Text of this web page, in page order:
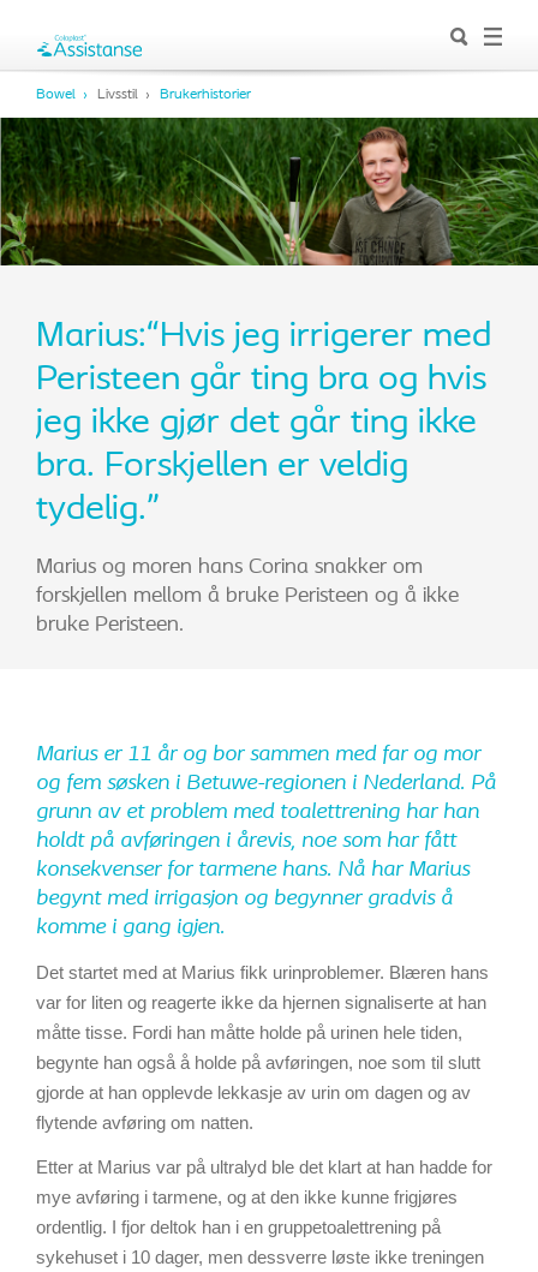
Bowel Livsstil Brukerhistorier
Marius:“Hvis jeg irrigerer med
Peristeen går ting bra og hvis
jeg ikke gjør det går ting ikke
bra. Forskjellen er veldig
tydelig.”
Marius og moren hans Corina snakker om
forskjellen mellom å bruke Peristeen og å ikke
bruke Peristeen.
Marius er 11 år og bor sammen med far og mor
og fem søsken i Betuwe-regionen i Nederland. På
grunn av et problem med toalettrening har han
holdt på avføringen i årevis, noe som har fått
konsekvenser for tarmene hans. Nå har Marius
begynt med irrigasjon og begynner gradvis å
komme i gang igjen.
Det startet med at Marius fikk urinproblemer. Blæren hans
var for liten og reagerte ikke da hjernen signaliserte at han
måtte tisse. Fordi han måtte holde på urinen hele tiden,
begynte han også å holde på avføringen, noe som til slutt
gjorde at han opplevde lekkasje av urin om dagen og av
flytende avføring om natten.
Etter at Marius var på ultralyd ble det klart at han hadde for
mye avføring i tarmene, og at den ikke kunne frigjøres
ordentlig. I fjor deltok han i en gruppetoalettrening på
sykehuset i 10 dager, men dessverre løste ikke treningen